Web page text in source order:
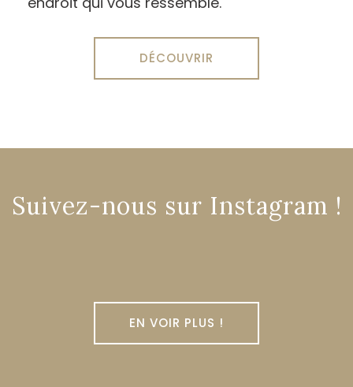
DÉCOUVRIR
Suivez-nous sur Instagram !
EN VOIR PLUS !